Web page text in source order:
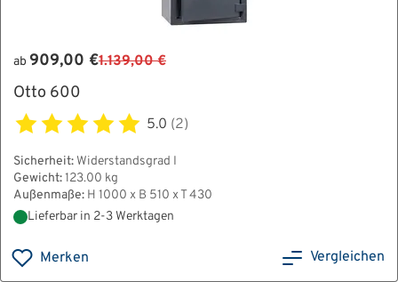
ab 909,00 €1.139,00 €
Otto 600
5.0 (2)
Sicherheit: Widerstandsgrad I
Gewicht:123.00 kg
Außenmaße: H 1000 x B 510 x T 430
Lieferbar in 2-3 Werktagen
Merken Vergleichen